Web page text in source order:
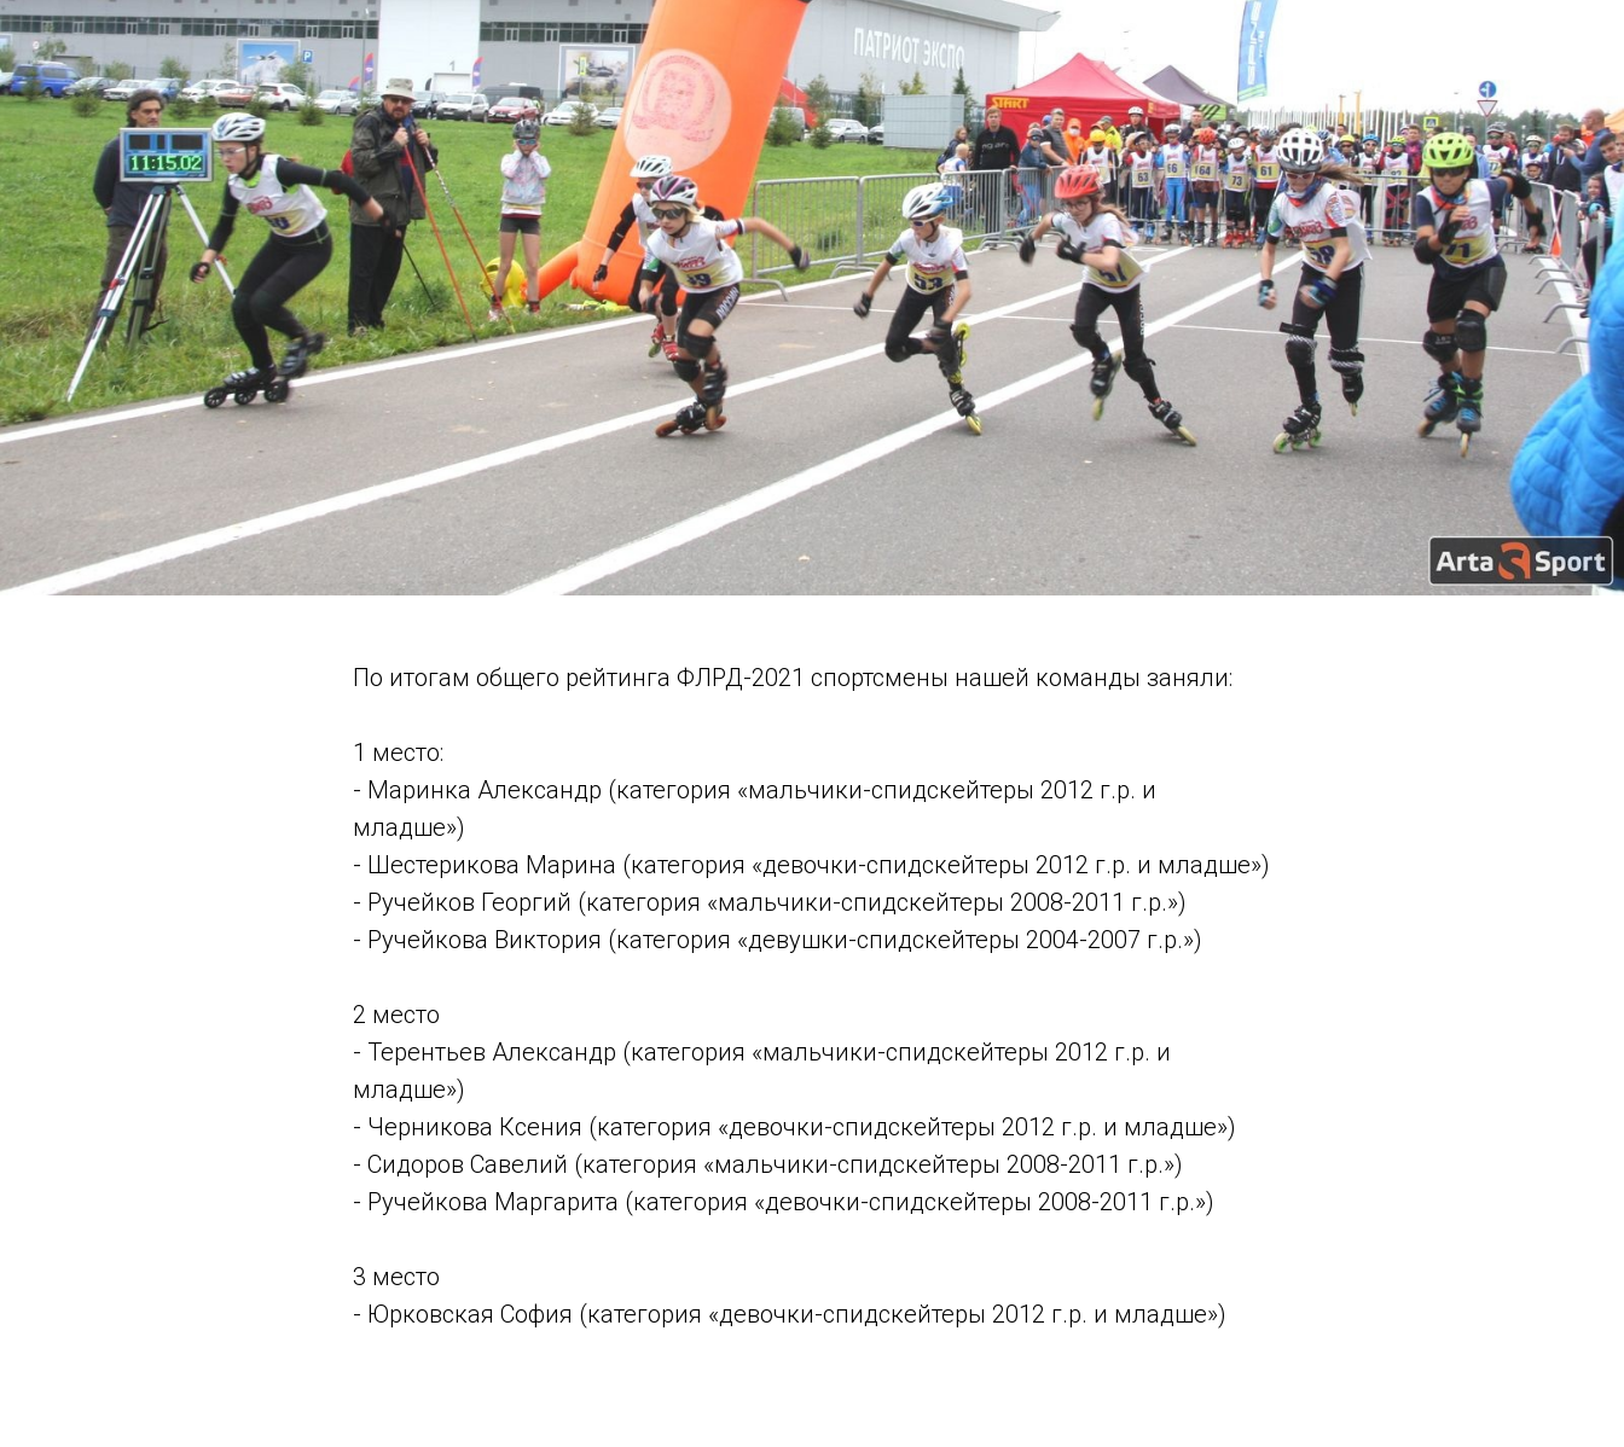
По итогам общего рейтинга ФЛРД-2021 спортсмены нашей команды заняли:
1 место:
- Маринка Александр (категория «мальчики-спидскейтеры 2012 г.р. и
младше»)
- Шестерикова Марина (категория «девочки-спидскейтеры 2012 г.р. и младше»)
- Ручейков Георгий (категория «мальчики-спидскейтеры 2008-2011 г.р.»)
- Ручейкова Виктория (категория «девушки-спидскейтеры 2004-2007 г.р.»)
2 место
- Терентьев Александр (категория «мальчики-спидскейтеры 2012 г.р. и
младше»)
- Черникова Ксения (категория «девочки-спидскейтеры 2012 г.р. и младше»)
- Сидоров Савелий (категория «мальчики-спидскейтеры 2008-2011 г.р.»)
- Ручейкова Маргарита (категория «девочки-спидскейтеры 2008-2011 г.р.»)
3 место
- Юрковская София (категория «девочки-спидскейтеры 2012 г.р. и младше»)